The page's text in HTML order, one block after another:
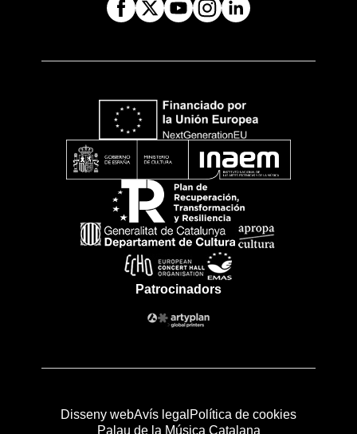
Patrocinadors
Disseny webAvís legal Política de cookies
Palau de la Música Catalana